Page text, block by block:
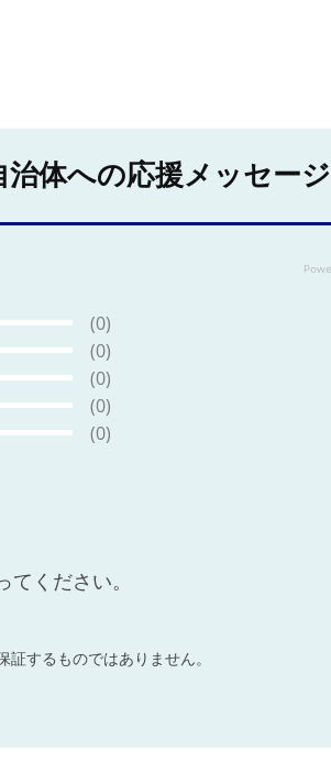
治体への応援メッセージ
(0)
(0)
(0)
(0)
(0)
てください。
するものではありません。